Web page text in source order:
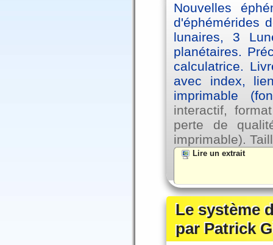
Nouvelles
d'éphémérides
lunaires, 3
planétaires.
calculatrice.
avec index,
imprimable
interactif,
perte de
imprimable).
Lire un extrait
Le système
par Patrick